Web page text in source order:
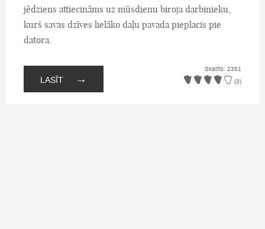
jēdziens attiecināms uz mūsdienu biroja darbinieku,
kurš savas dzīves lielāko daļu pavada pieplacis pie
datora.
LASĪT →
Skatīts: 2351
(3)